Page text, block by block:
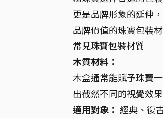
更是品牌形象的延伸
品牌價值的珠寶包裝材
常見珠寶包裝材質
木質材料：
木盒通常能賦予珠寶
出截然不同的視覺效
適用對象： 經典、復